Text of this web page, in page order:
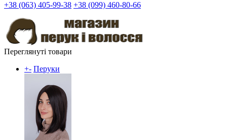
+38 (063) 405-99-38 +38 (099) 460-80-66
Переглянуті товари
+- Перуки